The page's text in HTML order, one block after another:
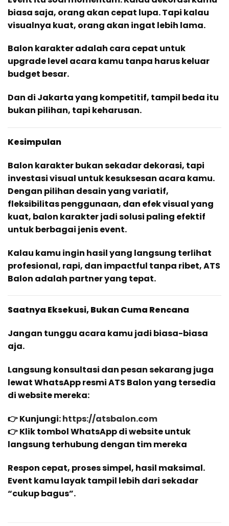
biasa saja, orang akan cepat lupa. Tapi kalau
visualnya kuat, orang akan ingat lebih lama.
Balon karakter adalah cara cepat untuk
upgrade level acara kamu tanpa harus keluar
budget besar.
Dan di Jakarta yang kompetitif, tampil beda itu
bukan pilihan, tapi keharusan.
Kesimpulan
Balon karakter bukan sekadar dekorasi, tapi
investasi visual untuk kesuksesan acara kamu.
Dengan pilihan desain yang variatif,
fleksibilitas penggunaan, dan efek visual yang
kuat, balon karakter jadi solusi paling efektif
untuk berbagai jenis event.
Kalau kamu ingin hasil yang langsung terlihat
profesional, rapi, dan impactful tanpa ribet, ATS
Balon adalah partner yang tepat.
Saatnya Eksekusi, Bukan Cuma Rencana
Jangan tunggu acara kamu jadi biasa-biasa
aja.
Langsung konsultasi dan pesan sekarang juga
lewat WhatsApp resmi ATS Balon yang tersedia
di website mereka:
👉 Kunjungi:https://atsbalon.com
👉 Klik tombol WhatsApp di website untuk
langsung terhubung dengan tim mereka
Respon cepat, proses simpel, hasil maksimal.
Event kamu layak tampil lebih dari sekadar
“cukup bagus”.